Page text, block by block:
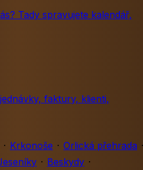
Tady spravujete kalendář,
faktury, klienti,
· Krkonoše · Orlická přehrada ·
· Beskydy ·